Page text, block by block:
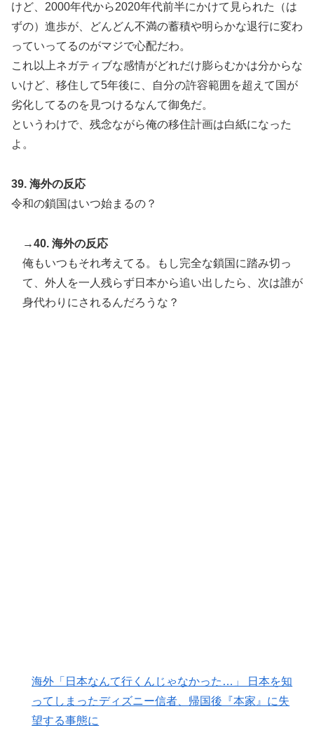
けど、2000年代から2020年代前半にかけて見られた（は
ずの）進歩が、どんどん不満の蓄積や明らかな退行に変わ
っていってるのがマジで心配だわ。
これ以上ネガティブな感情がどれだけ膨らむかは分からな
いけど、移住して5年後に、自分の許容範囲を超えて国が
劣化してるのを見つけるなんて御免だ。
というわけで、残念ながら俺の移住計画は白紙になった
よ。
39. 海外の反応
令和の鎖国はいつ始まるの？
→40. 海外の反応
俺もいつもそれ考えてる。もし完全な鎖国に踏み切っ
て、外人を一人残らず日本から追い出したら、次は誰が
身代わりにされるんだろうな？
海外「日本なんて行くんじゃなかった…」 日本を知
ってしまったディズニー信者、帰国後『本家』に失
望する事態に